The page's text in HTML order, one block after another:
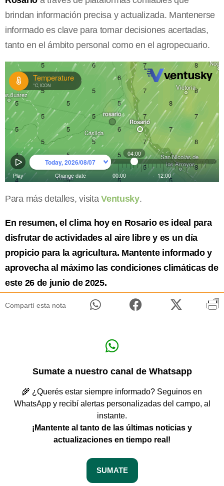
brindan información precisa y actualizada. Mantenerse
informado es clave para tomar decisiones acertadas,
tanto en el ámbito personal como en el agropecuario.
Para más detalles, visitaVentusky.
En resumen, el clima hoy en Rosario es ideal para
disfrutar de actividades al aire libre y es un día
propicio para la agricultura. Mantente informado y
aprovecha al máximo las condiciones climáticas de
este 26 de junio de 2025.
Compartí esta nota
Sumate a nuestro canal de Whatsapp
🌾 ¿Querés estar siempre informado? Seguinos en
WhatsApp y recibí alertas personalizadas del campo, al
instante.
¡Mantente al tanto de las últimas noticias y
actualizaciones en tiempo real!
SUMATE